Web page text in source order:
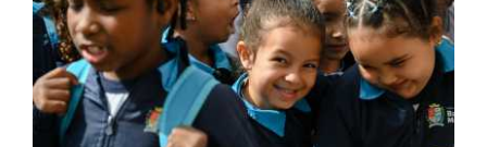
Image